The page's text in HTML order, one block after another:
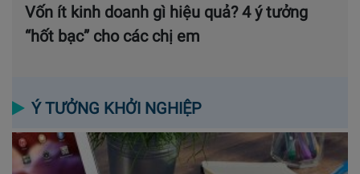
Vốn ít kinh doanh gì hiệu quả? 4 ý tưởng
“hốt bạc” cho các chị em
Ý TƯỞNG KHỞI NGHIỆP